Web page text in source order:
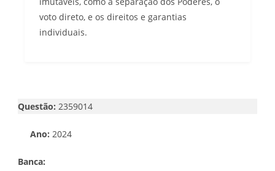
voto direto, e os direitos e garantias
individuais.
Questão: 2359014
Ano: 2024
Banca: